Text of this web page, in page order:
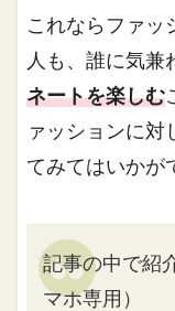
これならファッ
人も、誰に気兼
ネートを楽しむ
ァッションに対
てみてはいかが
記事の中で紹
マホ専用）